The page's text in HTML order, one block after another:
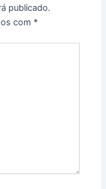
publicado.
com *